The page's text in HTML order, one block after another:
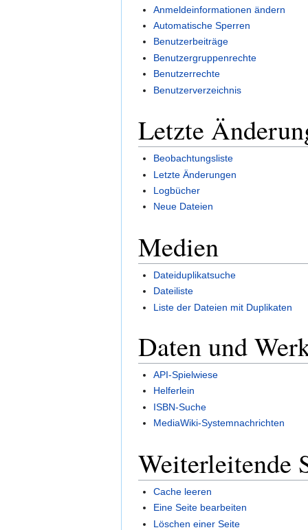
Anmeldeinformationen ändern
Automatische Sperren
Benutzerbeiträge
Benutzergruppenrechte
Benutzerrechte
Benutzerverzeichnis
Letzte
Beobachtungsliste
Letzte Änderungen
Logbücher
Neue Dateien
Medien
Dateiduplikatsuche
Dateiliste
Liste der Dateien mit Duplikaten
Daten und
API-Spielwiese
Helferlein
ISBN-Suche
MediaWiki-Systemnachrichten
Weiterleitende
Cache leeren
Eine Seite bearbeiten
Löschen einer Seite